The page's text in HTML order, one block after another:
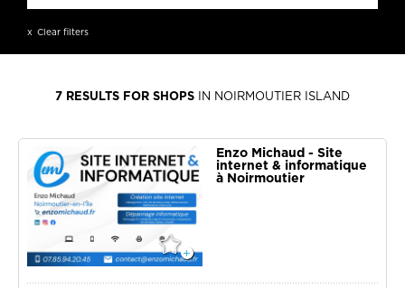
Events
APPLY
APPLY
Clear filters
7 RESULTS FOR SHOPS IN NOIRMOUTIER ISLAND
Enzo Michaud - Site
internet & informatique
à Noirmoutier